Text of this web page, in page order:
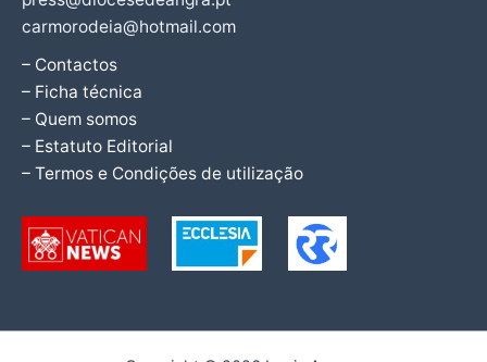
carmorodeia@hotmail.com
– Contactos
– Ficha técnica
– Quem somos
– Estatuto Editorial
– Termos e Condições de utilização